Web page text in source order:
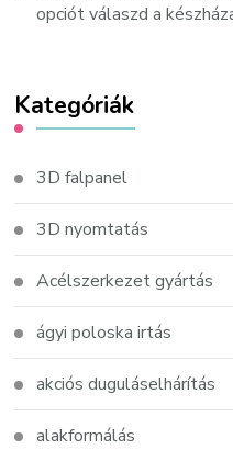
opciót válaszd a
Kategóriák
3D falpanel
3D nyomtatás
Acélszerkezet gyártás
ágyi poloska irtás
akciós duguláselhárítás
alakformálás